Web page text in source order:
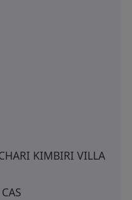
KIMBIRI VILLA
CAS